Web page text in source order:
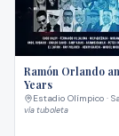
Ramón Orlando
Years
Estadio Olímpico ·
víatuboleta